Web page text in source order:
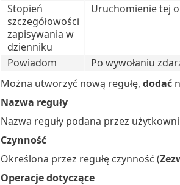
Stopień
szczegółowości
zapisywania w
dzienniku
Uruchomienie tej
Powiadom
Po wywołaniu
Można utworzyć nową regułę, dodać
Nazwa reguły
Nazwa reguły podana przez
Czynność
Określona przez regułę czynność (
Operacje dotyczące